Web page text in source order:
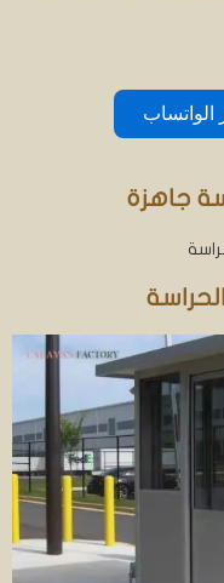
الواتساب
جاهزة